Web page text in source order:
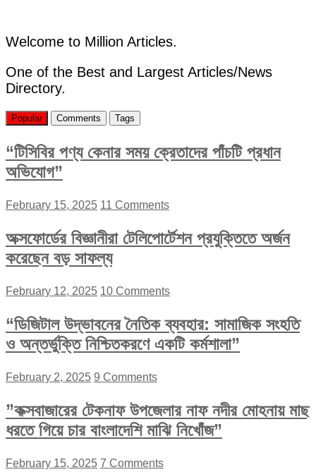
Welcome to Million Articles.
One of the Best and Largest Articles/News
Directory.
Popular Comments Tags
“টিসিবির পণ্য কেনার সময় ক্রেতাদের পাঁচটি প্রধান
অভিযোগ”
February 15, 2025 11 Comments
অক্সফোর্ডের বিজ্ঞানীরা টেলিপোর্টেশন প্রযুক্তিতে অর্জন
করেছেন বড় সাফল্য
February 12, 2025 10 Comments
“ডিজিটাল উদ্ভাবনের নৈতিক ব্যবহার: সামাজিক সংহতি
ও অন্তর্ভুক্তি নিশ্চিতকরণে একটি কর্মশালা”
February 2, 2025 9 Comments
”কক্সবাজারের টেকনাফ উপজেলার নাফ নদীর মোহনায় মাছ
ধরতে গিয়ে চার বাংলাদেশি মাঝি নিখোঁজ”
February 15, 2025 7 Comments